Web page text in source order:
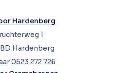
Hardenberg
1
BD Hardenberg
0523 272 726